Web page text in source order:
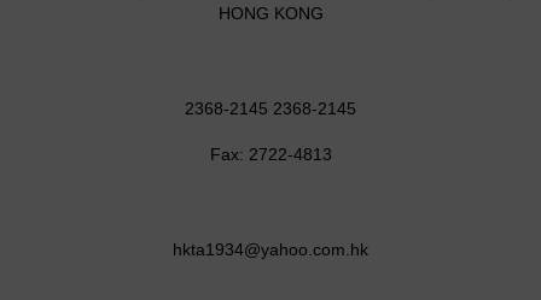
HONG KONG
2368-2145 2368-2145
Fax: 2722-4813
hkta1934@yahoo.com.hk